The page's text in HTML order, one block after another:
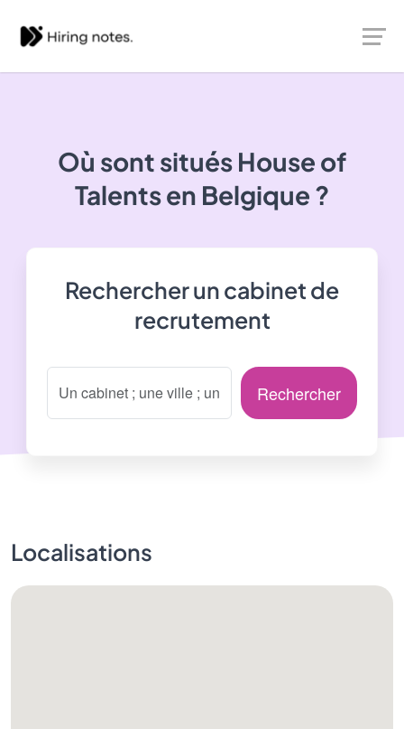
Où sont situés House of
Talentsen Belgique ?
Rechercher un cabinet de
recrutement
Rechercher
Localisations